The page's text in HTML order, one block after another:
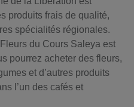
produits frais de qualité,
spécialités régionales.
du Cours Saleya est
pourrez acheter des fleurs,
et d’autres produits
l’un des cafés et